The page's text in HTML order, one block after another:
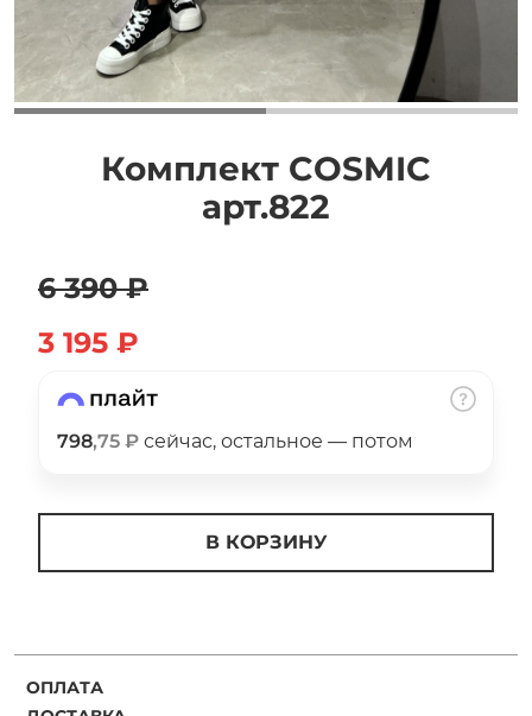
Комплект COSMIC
арт.822
6 390 ₽
3 195 ₽
798,75 ₽ сейчас, остальное — потом
В КОРЗИНУ
ОПЛАТА
Оставшиеся75% будут
списыватьсяс вашей карты
по25%каждые 2 недели
Подробнее
об оплате Плайтом